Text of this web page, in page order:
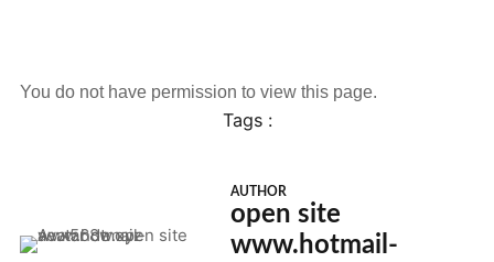
You do not have permission to view this page.
Tags :
AUTHOR
open site
www.hotmail-